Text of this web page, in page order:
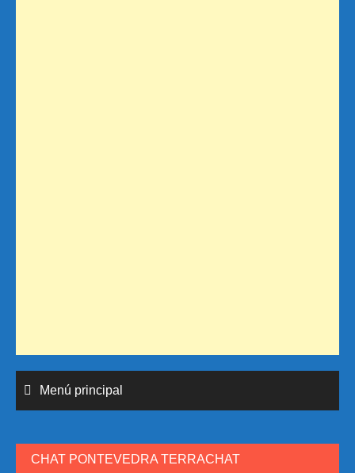
Menú principal
CHAT PONTEVEDRA TERRACHAT